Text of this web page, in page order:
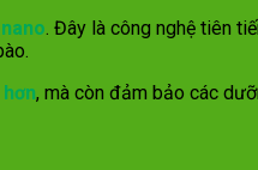
. Đây là công nghệ tiên
, mà còn đảm bảo các